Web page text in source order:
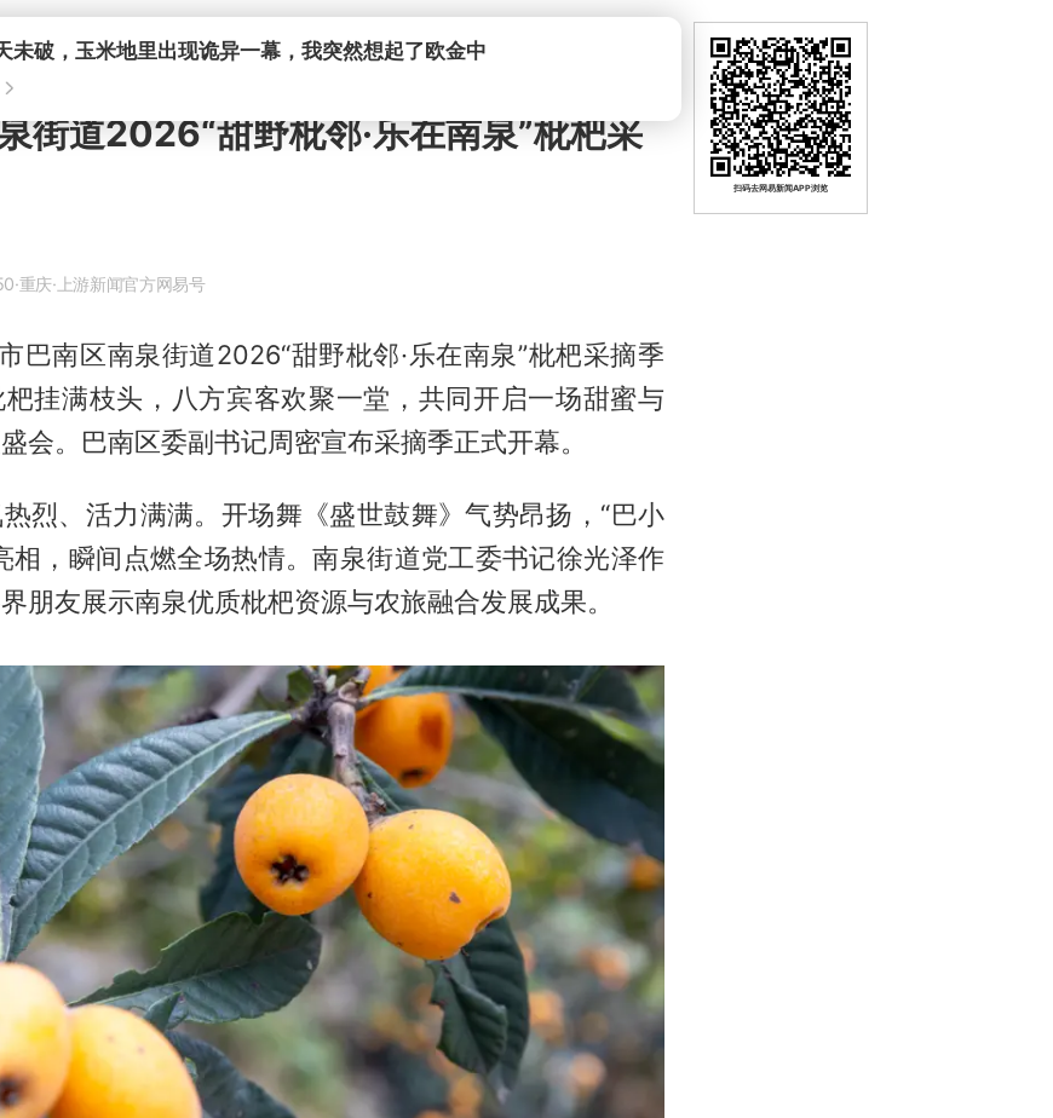
未破，玉米地里出现诡异一幕，我突然想起了欧金中
街道2026“甜野枇邻·乐在南泉”枇杷采
·重庆·上游新闻官方网易号
巴南区南泉街道2026“甜野枇邻·乐在南泉”枇杷采摘季
挂满枝头，八方宾客欢聚一堂，共同开启一场甜蜜与
会。巴南区委副书记周密宣布采摘季正式开幕。
烈、活力满满。开场舞《盛世鼓舞》气势昂扬，“巴小
相，瞬间点燃全场热情。南泉街道党工委书记徐光泽作
朋友展示南泉优质枇杷资源与农旅融合发展成果。
扫码去网易新闻APP浏览